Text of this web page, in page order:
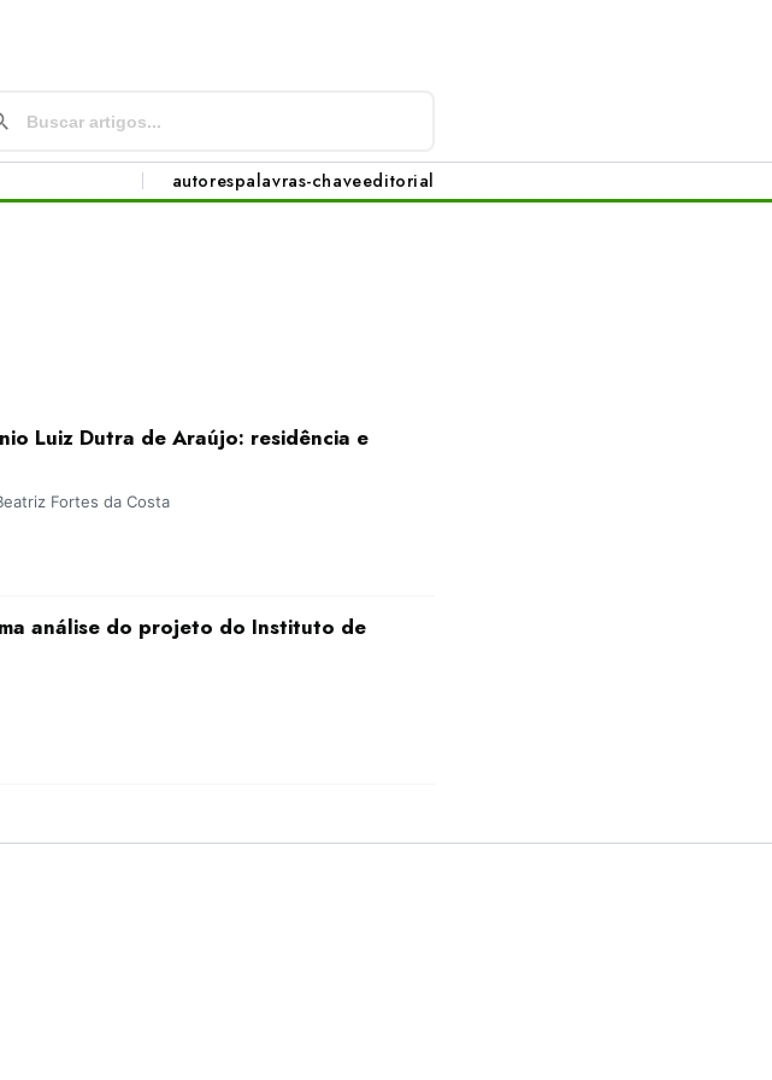
autorespalavras-chaveeditorial
Luiz Dutra de Araújo: residência e
Fortes da Costa
análise do projeto do Instituto de